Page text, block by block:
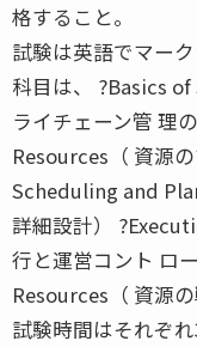
格すること。
試験は英語でマーク
科目は、 ?Basics
ライチェーン管 理
Resources（ 資源
Scheduling and
詳細設計）
行と運営コント ロ
Resources（ 資源
試験時間はそれぞれ